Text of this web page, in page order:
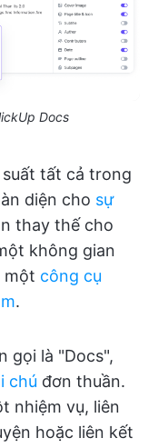
Docs
tất cả trong
diện cho sự
thay thế cho
không gian
một công cụ
.
gọi là "Docs",
chú đơn thuần.
nhiệm vụ, liên
hoặc liên kết